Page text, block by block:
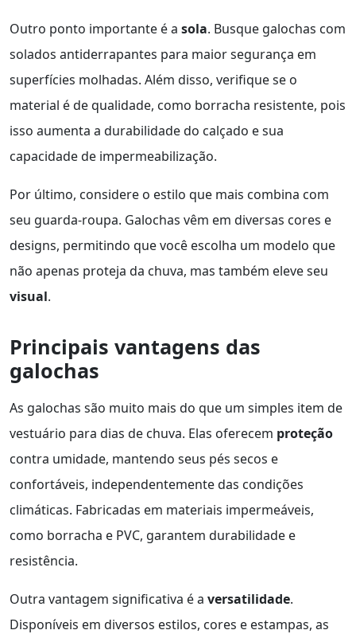
Outro ponto importante é a sola. Busque galochas com
solados antiderrapantes para maior segurança em
superfícies molhadas. Além disso, verifique se o
material é de qualidade, como borracha resistente, pois
isso aumenta a durabilidade do calçado e sua
capacidade de impermeabilização.
Por último, considere o estilo que mais combina com
seu guarda-roupa. Galochas vêm em diversas cores e
designs, permitindo que você escolha um modelo que
não apenas proteja da chuva, mas também eleve seu
visual.
Principais vantagens das
galochas
As galochas são muito mais do que um simples item de
vestuário para dias de chuva. Elas oferecem proteção
contra umidade, mantendo seus pés secos e
confortáveis, independentemente das condições
climáticas. Fabricadas em materiais impermeáveis,
como borracha e PVC, garantem durabilidade e
resistência.
Outra vantagem significativa é a versatilidade.
Disponíveis em diversos estilos, cores e estampas, as